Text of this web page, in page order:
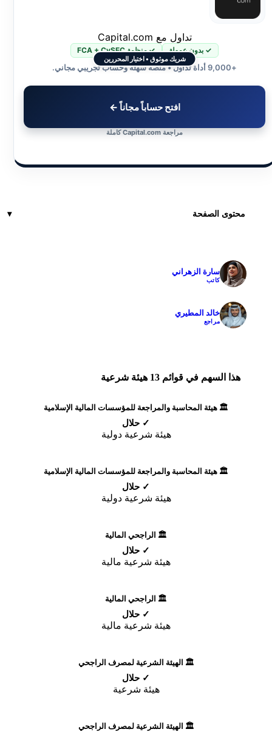
شريك موثوق • اختيار المحررين
تداول مع Capital.com
✓ بدون عمولة ✓ منظمة FCA + CySEC
+9,000 أداة تداول • منصة سهلة وحساب تجريبي مجاني.
افتح حساباً مجاناً ←
مراجعة Capital.com كاملة
محتوى الصفحة
سارة الزهراني
كاتب
خالد المطيري
مراجع
هذا السهم في قوائم 13 هيئة شرعية
🏛️ هيئة المحاسبة والمراجعة للمؤسسات المالية الإسلامية
✓ حلال
هيئة شرعية دولية
🏛️ هيئة المحاسبة والمراجعة للمؤسسات المالية الإسلامية
✓ حلال
هيئة شرعية دولية
🏛️ الراجحي المالية
✓ حلال
هيئة شرعية مالية
🏛️ الراجحي المالية
✓ حلال
هيئة شرعية مالية
🏛️ الهيئة الشرعية لمصرف الراجحي
✓ حلال
هيئة شرعية
🏛️ الهيئة الشرعية لمصرف الراجحي